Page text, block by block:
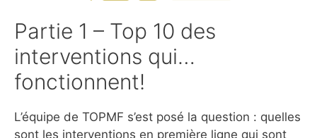
Partie 1 – Top 10 des
interventions qui…
fonctionnent!
L’équipe de TOPMF s’est posé la question : quelles
sont les interventions en première ligne qui sont